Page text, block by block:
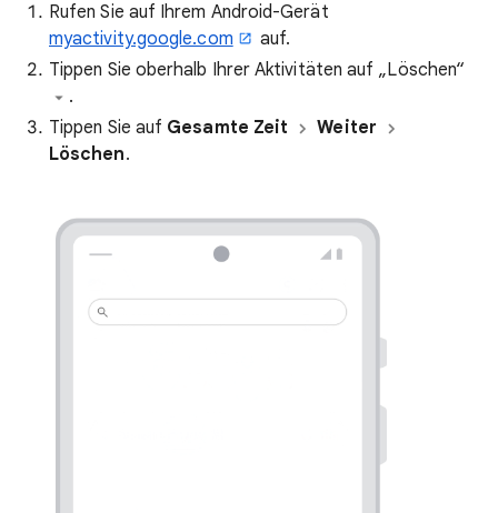
Rufen Sie auf Ihrem Android-Gerät
myactivity.google.com
auf.
Tippen Sie oberhalb Ihrer Aktivitäten auf „Löschen“
.
Tippen Sie auf Gesamte Zeit
Weiter
Löschen.